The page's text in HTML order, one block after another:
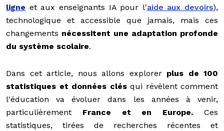
ligne et aux enseignants IA pour l'aide aux devoirs),
technologique et accessible que jamais, mais ces
changements nécessitent une adaptation profonde
du système scolaire.
Dans cet article, nous allons explorer plus de 100
statistiques et données clésqui révèlent comment
l'éducation va évoluer dans les années à venir,
particulièrement France et en Europe. Ces
statistiques, tirées de recherches récentes et